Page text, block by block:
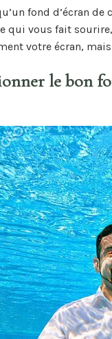
fond d’écran
qui vous fait
votre écran,
le bon